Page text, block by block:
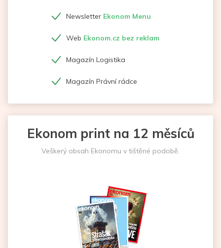
Newsletter Ekonom Menu
Web Ekonom.cz bez reklam
Magazín Logistika
Magazín Právní rádce
Ekonom print na 12 měsíců
Veškerý obsah Ekonomu v tištěné podobě.